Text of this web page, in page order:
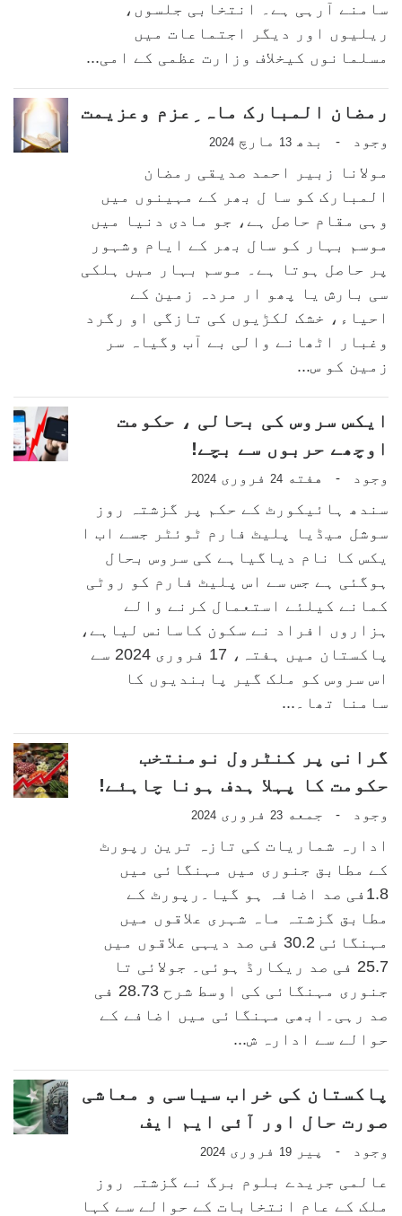
سامنے آرہی ہے۔ انتخابی جلسوں،
ریلیوں اور دیگر اجتماعات میں
مسلمانوں کیخلاف وزارت عظمی کے امی...
رمضان المبارک ماہ ِعزم وعزیمت
وجود - بدھ 13 مارچ 2024
مولانا زبیر احمد صدیقی رمضان
المبارک کو سا ل بھر کے مہینوں میں
وہی مقام حاصل ہے، جو مادی دنیا میں
موسم بہار کو سال بھر کے ایام وشہور
پر حاصل ہوتا ہے۔ موسم بہار میں ہلکی
سی بارش یا پھو ار مردہ زمین کے
احیاء، خشک لکڑیوں کی تازگی او رگرد
وغبار اٹھانے والی بے آب وگیاہ سر
زمین کو س...
ایکس سروس کی بحالی ، حکومت
اوچھے حربوں سے بچے!
وجود - هفته 24 فروری 2024
سندھ ہائیکورٹ کے حکم پر گزشتہ روز
سوشل میڈیا پلیٹ فارم ٹوئٹر جسے اب ا
یکس کا نام دیاگیاہے کی سروس بحال
ہوگئی ہے جس سے اس پلیٹ فارم کو روٹی
کمانے کیلئے استعمال کرنے والے
ہزاروں افراد نے سکون کاسانس لیاہے،
پاکستان میں ہفتہ، 17 فروری 2024 سے
اس سروس کو ملک گیر پابندیوں کا
سامنا تھا۔...
گرانی پر کنٹرول نومنتخب
حکومت کا پہلا ہدف ہونا چاہئے!
وجود - جمعه 23 فروری 2024
ادارہ شماریات کی تازہ ترین رپورٹ
کے مطابق جنوری میں مہنگائی میں
1.8فی صد اضافہ ہو گیا۔رپورٹ کے
مطابق گزشتہ ماہ شہری علاقوں میں
مہنگائی 30.2 فی صد دیہی علاقوں میں
25.7 فی صد ریکارڈ ہوئی۔ جولائی تا
جنوری مہنگائی کی اوسط شرح 28.73 فی
صد رہی۔ابھی مہنگائی میں اضافے کے
حوالے سے ادارہ ش...
پاکستان کی خراب سیاسی و معاشی
صورت حال اور آئی ایم ایف
وجود - پیر 19 فروری 2024
عالمی جریدے بلوم برگ نے گزشتہ روز
ملک کے عام انتخابات کے حوالے سے کہا